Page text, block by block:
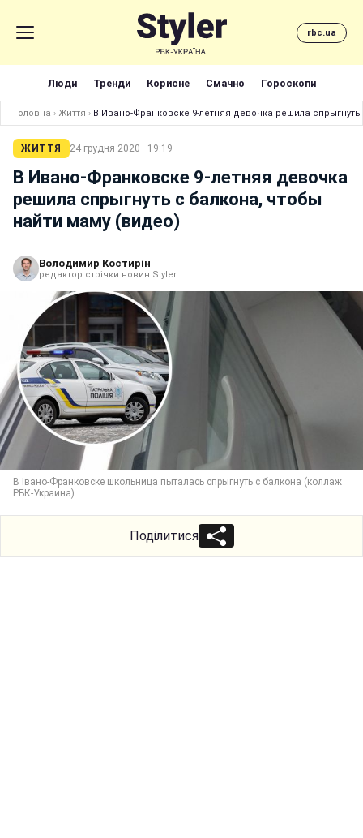
rbc.ua
Люди Тренди Корисне Смачно Гороскопи
Головна › Життя › В Ивано-Франковске 9-летняя девочка решила
ЖИТТЯ 24 грудня 2020 · 19:19
В Ивано-Франковске 9-летняя девочка
решила спрыгнуть с балкона, чтобы
найти маму (видео)
Володимир Костирін
редактор стрічки новин Styler
В Івано-Франковске школьница пыталась спрыгнуть с балкона (коллаж
РБК-Украина)
Поділитися